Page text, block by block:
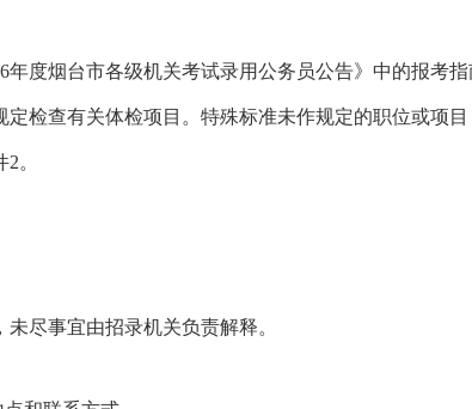
年度烟台市各级机关考试录用公务员公告》中的报考
定检查有关体检项目。特殊标准未作规定的职位或项
。
尽事宜由招录机关负责解释。